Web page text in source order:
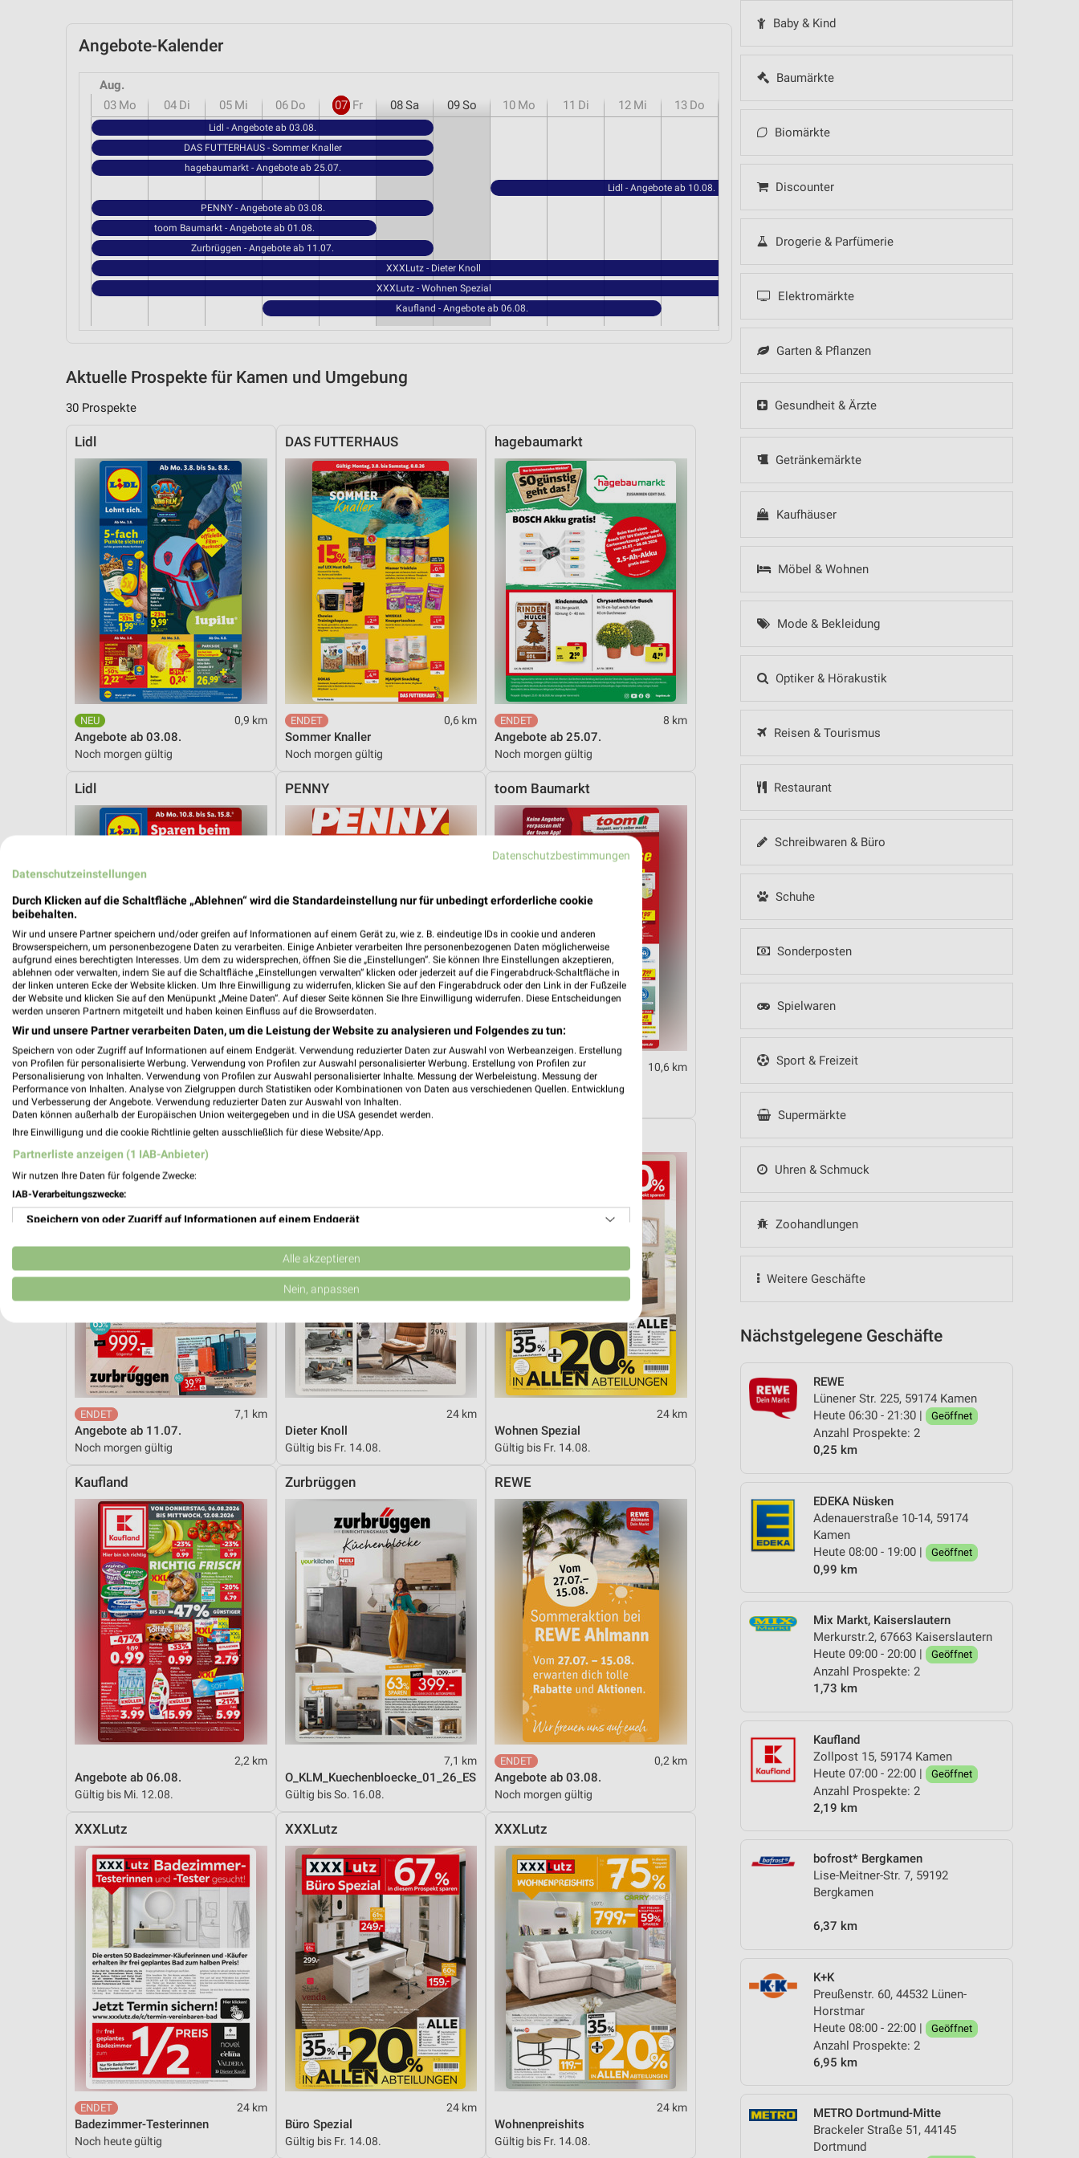
Baby & Kind
Baumärkte
Biomärkte
Discounter
Drogerie & Parfümerie
Elektromärkte
Garten & Pflanzen
Gesundheit & Ärzte
Getränkemärkte
Kaufhäuser
Möbel & Wohnen
Mode & Bekleidung
Optiker & Hörakustik
Reisen & Tourismus
Restaurant
Schreibwaren & Büro
Schuhe
Sonderposten
Spielwaren
Sport & Freizeit
Supermärkte
Uhren & Schmuck
Zoohandlungen
Weitere Geschäfte
Nächstgelegene Geschäfte
REWE
Lünener Str. 225, 59174 Kamen
Heute 06:30 - 21:30 |
Geöffnet
Anzahl Prospekte: 2
0,25 km
EDEKA Nüsken
Adenauerstraße 10-14, 59174
Kamen
Heute 08:00 - 19:00 |
Geöffnet
0,99 km
Mix Markt, Kaiserslautern
Merkurstr.2, 67663 Kaiserslautern
Heute 09:00 - 20:00 |
Geöffnet
Anzahl Prospekte: 2
1,73 km
Kaufland
Zollpost 15, 59174 Kamen
Heute 07:00 - 22:00 |
Geöffnet
Anzahl Prospekte: 2
2,19 km
bofrost* Bergkamen
Lise-Meitner-Str. 7, 59192
Bergkamen
6,37 km
K+K
Preußenstr. 60, 44532 Lünen-
Horstmar
Heute 08:00 - 22:00 |
Geöffnet
Anzahl Prospekte: 2
6,95 km
METRO Dortmund-Mitte
Brackeler Straße 51, 44145
Dortmund
Angebote-Kalender
Aug.
03 Mo 04 Di 05 Mi 06 Do 07 Fr 08Sa 09So 10 Mo 11 Di 12 Mi 13 Do
Lidl - Angebote ab 03.08.
DAS FUTTERHAUS - Sommer Knaller
hagebaumarkt - Angebote ab 25.07.
Lidl - Angebote ab 10.08.
PENNY - Angebote ab 03.08.
toom Baumarkt - Angebote ab 01.08.
Zurbrüggen - Angebote ab 11.07.
XXXLutz - Dieter Knoll
XXXLutz - Wohnen Spezial
Kaufland - Angebote ab 06.08.
Aktuelle Prospekte für Kamen und Umgebung
30 Prospekte
Lidl
0,9 km
Angebote ab 03.08.
Noch morgen gültig
DAS FUTTERHAUS
0,6 km
Sommer Knaller
Noch morgen gültig
hagebaumarkt
8 km
Angebote ab 25.07.
Noch morgen gültig
Lidl
0,9 km
Angebote ab 10.08.
Gültig ab Mo. 10.08.
PENNY
2,6 km
Angebote ab 03.08.
Noch morgen gültig
toom Baumarkt
10,6 km
Angebote ab 01.08.
Zurbrüggen
7,1 km
Angebote ab 11.07.
Noch morgen gültig
XXXLutz
24 km
Dieter Knoll
Gültig bis Fr. 14.08.
24 km
Wohnen Spezial
Gültig bis Fr. 14.08.
Kaufland
2,2 km
Angebote ab 06.08.
Gültig bis Mi. 12.08.
Zurbrüggen
7,1 km
O_KLM_Kuechenbloecke_01_26_ES
Gültig bis So. 16.08.
REWE
0,2 km
Angebote ab 03.08.
Noch morgen gültig
XXXLutz
24 km
Badezimmer-Testerinnen
Noch heute gültig
XXXLutz
24 km
Büro Spezial
Gültig bis Fr. 14.08.
XXXLutz
24 km
Wohnenpreishits
Gültig bis Fr. 14.08.
Datenschutzbestimmungen
Datenschutzeinstellungen
Durch Klicken auf die Schaltfläche „Ablehnen“ wird die Standardeinstellung nur für unbedingt erforderliche cookie
beibehalten.
Wir und unsere Partner speichern und/oder greifen auf Informationen auf einem Gerät zu, wie z. B. eindeutige IDs in cookie und anderen
Browserspeichern, um personenbezogene Daten zu verarbeiten. Einige Anbieter verarbeiten Ihre personenbezogenen Daten möglicherweise
aufgrund eines berechtigten Interesses. Um dem zu widersprechen, öffnen Sie die „Einstellungen“. Sie können Ihre Einstellungen akzeptieren,
ablehnen oder verwalten, indem Sie auf die Schaltfläche „Einstellungen verwalten“ klicken oder jederzeit auf die Fingerabdruck-Schaltfläche in
der linken unteren Ecke der Website klicken. Um Ihre Einwilligung zu widerrufen, klicken Sie auf den Fingerabdruck oder den Link in der Fußzeile
der Website und klicken Sie auf den Menüpunkt „Meine Daten“. Auf dieser Seite können Sie Ihre Einwilligung widerrufen. Diese Entscheidungen
werden unseren Partnern mitgeteilt und haben keinen Einfluss auf die Browserdaten.
Wir und unsere Partner verarbeiten Daten, um die Leistung der Website zu analysieren und Folgendes zu tun:
Speichern von oder Zugriff auf Informationen auf einem Endgerät. Verwendung reduzierter Daten zur Auswahl von Werbeanzeigen. Erstellung
von Profilen für personalisierte Werbung. Verwendung von Profilen zur Auswahl personalisierter Werbung. Erstellung von Profilen zur
Personalisierung von Inhalten. Verwendung von Profilen zur Auswahl personalisierter Inhalte. Messung der Werbeleistung. Messung der
Performance von Inhalten. Analyse von Zielgruppen durch Statistiken oder Kombinationen von Daten aus verschiedenen Quellen. Entwicklung
und Verbesserung der Angebote. Verwendung reduzierter Daten zur Auswahl von Inhalten.
Daten können außerhalb der Europäischen Union weitergegeben und in die USA gesendet werden.
Ihre Einwilligung und die cookie Richtlinie gelten ausschließlich für diese Website/App.
Partnerliste anzeigen (1 IAB-Anbieter)
Wir nutzen Ihre Daten für folgende Zwecke:
IAB-Verarbeitungszwecke:
Speichern von oder Zugriff auf Informationen auf einem Endgerät
Verwendung reduzierter Daten zur Auswahl von Werbeanzeigen
Erstellung von Profilen für personalisierte Werbung
Erstellung von Profilen zur Personalisierung von Inhalten
Verwendung von Profilen zur Auswahl personalisierter Inhalte
Messung der Werbeleistung
Messung der Performance von Inhalten
Analyse von Zielgruppen durch Statistiken oder Kombinationen von Daten aus verschiedenen
Entwicklung und Verbesserung der Angebote
Verwendung reduzierter Daten zur Auswahl von Inhalten
IAB-Besonderheiten:
Verwendung genauer Standortdaten
Geräte anhand von aktiv angeforderten Informationen identifizieren
Nicht-IAB-Verarbeitungszwecke:
Alle akzeptieren
Nein, anpassen